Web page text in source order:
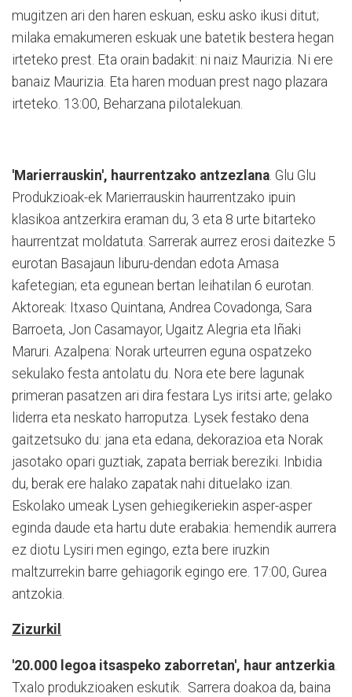
mugitzen ari den haren eskuan, esku asko ikusi ditut;
milaka emakumeren eskuak une batetik bestera hegan
irteteko prest. Eta orain badakit: ni naiz Maurizia. Ni ere
banaiz Maurizia. Eta haren moduan prest nago plazara
irteteko. 13:00, Beharzana pilotalekuan.
'Marierrauskin', haurrentzako antzezlana . Glu Glu
Produkzioak-ek Marierrauskin haurrentzako ipuin
klasikoa antzerkira eraman du, 3 eta 8 urte bitarteko
haurrentzat moldatuta. Sarrerak aurrez erosi daitezke 5
eurotan Basajaun liburu-dendan edota Amasa
kafetegian; eta egunean bertan leihatilan 6 eurotan.
Aktoreak: Itxaso Quintana, Andrea Covadonga, Sara
Barroeta, Jon Casamayor, Ugaitz Alegria eta Iñaki
Maruri. Azalpena: Norak urteurren eguna ospatzeko
sekulako festa antolatu du. Nora ete bere lagunak
primeran pasatzen ari dira festara Lys iritsi arte; gelako
liderra eta neskato harroputza. Lysek festako dena
gaitzetsuko du: jana eta edana, dekorazioa eta Norak
jasotako opari guztiak, zapata berriak bereziki. Inbidia
du, berak ere halako zapatak nahi dituelako izan.
Eskolako umeak Lysen gehiegikeriekin asper-asper
eginda daude eta hartu dute erabakia: hemendik aurrera
ez diotu Lysiri men egingo, ezta bere iruzkin
maltzurrekin barre gehiagorik egingo ere. 17:00, Gurea
antzokia.
Zizurkil
'20.000 legoa itsaspeko zaborretan', haur antzerkia.
Txalo produkzioaken eskutik. Sarrera doakoa da, baina